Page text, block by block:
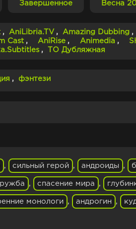
Завершенное
Весна
, AniLibria.TV , Amazing Dubbing ,
Cast , AniRise , Animedia ,
, ТО Дубляжная
, фэнтези
, сильный герой , андроиды ,
, спасение мира ,
монологи , андрогин ,